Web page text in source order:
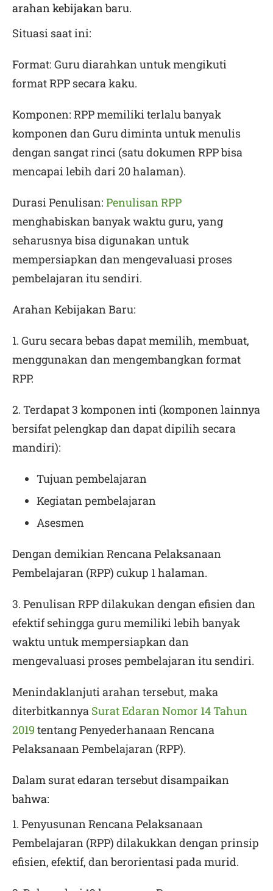
arahan kebijakan baru.
Situasi saat ini:
Format: Guru diarahkan untuk mengikuti
format RPP secara kaku.
Komponen: RPP memiliki terlalu banyak
komponen dan Guru diminta untuk menulis
dengan sangat rinci (satu dokumen RPP bisa
mencapai lebih dari 20 halaman).
Durasi Penulisan: Penulisan RPP
menghabiskan banyak waktu guru, yang
seharusnya bisa digunakan untuk
mempersiapkan dan mengevaluasi proses
pembelajaran itu sendiri.
Arahan Kebijakan Baru:
1. Guru secara bebas dapat memilih, membuat,
menggunakan dan mengembangkan format
RPP.
2. Terdapat 3 komponen inti (komponen lainnya
bersifat pelengkap dan dapat dipilih secara
mandiri):
Tujuan pembelajaran
Kegiatan pembelajaran
Asesmen
Dengan demikian Rencana Pelaksanaan
Pembelajaran (RPP) cukup 1 halaman.
3. Penulisan RPP dilakukan dengan efisien dan
efektif sehingga guru memiliki lebih banyak
waktu untuk mempersiapkan dan
mengevaluasi proses pembelajaran itu sendiri.
Menindaklanjuti arahan tersebut, maka
diterbitkannya Surat Edaran Nomor 14 Tahun
2019 tentang Penyederhanaan Rencana
Pelaksanaan Pembelajaran (RPP).
Dalam surat edaran tersebut disampaikan
bahwa:
1. Penyusunan Rencana Pelaksanaan
Pembelajaran (RPP) dilakukkan dengan prinsip
efisien, efektif, dan berorientasi pada murid.